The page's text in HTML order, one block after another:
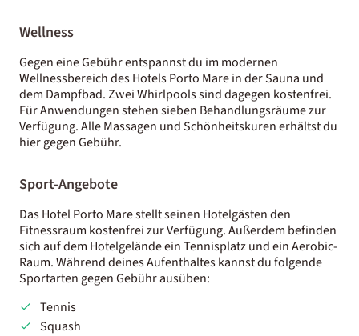
Wellness
Gegen eine Gebühr entspannst du im modernen
Wellnessbereich des Hotels Porto Mare in der Sauna und
dem Dampfbad. Zwei Whirlpools sind dagegen kostenfrei.
Für Anwendungen stehen sieben Behandlungsräume zur
Verfügung. Alle Massagen und Schönheitskuren erhältst du
hier gegen Gebühr.
Sport-Angebote
Das Hotel Porto Mare stellt seinen Hotelgästen den
Fitnessraum kostenfrei zur Verfügung. Außerdem befinden
sich auf dem Hotelgelände ein Tennisplatz und ein Aerobic-
Raum. Während deines Aufenthaltes kannst du folgende
Sportarten gegen Gebühr ausüben:
Tennis
Squash